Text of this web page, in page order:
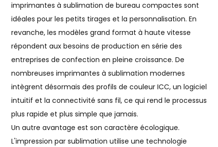
imprimantes à sublimation de bureau compactes sont
idéales pour les petits tirages et la personnalisation. En
revanche, les modèles grand format à haute vitesse
répondent aux besoins de production en série des
entreprises de confection en pleine croissance. De
nombreuses imprimantes à sublimation modernes
intègrent désormais des profils de couleur ICC, un logiciel
intuitif et la connectivité sans fil, ce qui rend le processus
plus rapide et plus simple que jamais.
Un autre avantage est son caractère écologique.
L'impression par sublimation utilise une technologie